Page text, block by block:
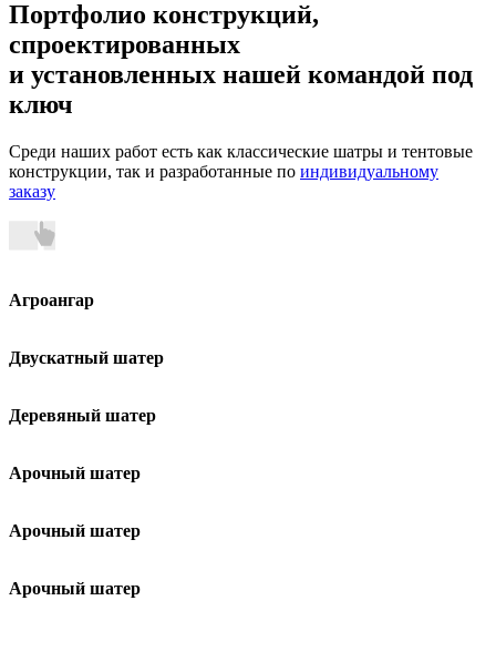
Портфолио конструкций,
спроектированных
и установленных нашей командой под
ключ
Среди наших работ есть как классические шатры и тентовые
конструкции, так и разработанные по индивидуальному
заказу
Агроангар
Двускатный шатер
Деревяный шатер
Арочный шатер
Арочный шатер
Арочный шатер